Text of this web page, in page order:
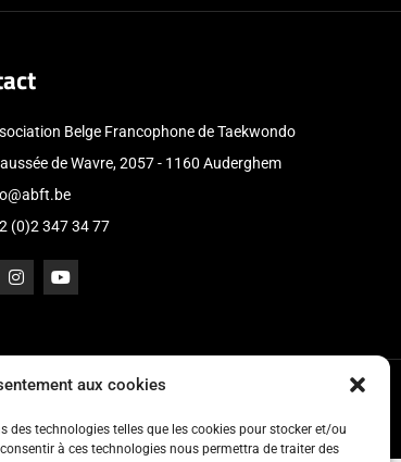
aux cookies
des technologies telles que les cookies pour stocker et/ou
à ces technologies nous permettra de traiter des
Belge Francophone de Taekwondo
de Wavre, 2057 - 1160 Auderghem
(0)2 347 34 77